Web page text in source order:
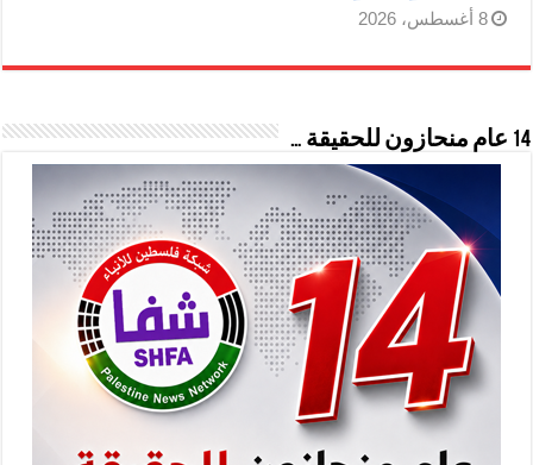
8 أغسطس، 2026
14 عام منحازون للحقيقة …